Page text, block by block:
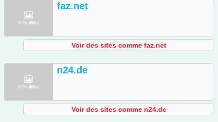
faz.net
Voir des sites comme faz.net
n24.de
Voir des sites comme n24.de